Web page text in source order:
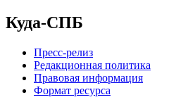
Куда-СПБ
Пресс-релиз
Редакционная политика
Правовая информация
Формат ресурса